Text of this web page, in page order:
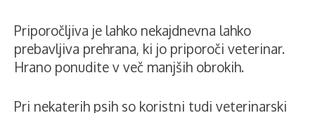
Priporočljiva je lahko nekajdnevna lahko
prebavljiva prehrana, ki jo priporoči veterinar.
Hrano ponudite v več manjših obrokih.
Pri nekaterih psih so koristni tudi veterinarski